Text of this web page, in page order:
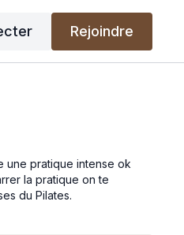
Rejoindre
une pratique intense ok
la pratique on te
du Pilates.